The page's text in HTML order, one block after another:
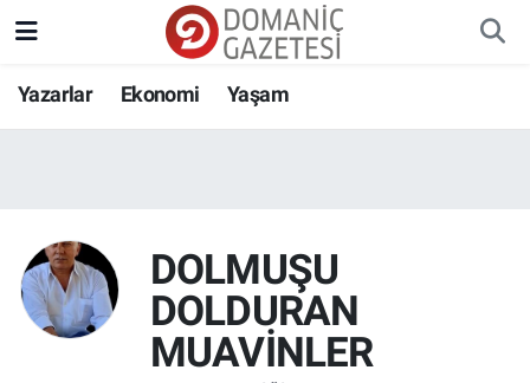
Yazarlar Ekonomi Yaşam
DOLMUŞU
DOLDURAN
MUAVİNLER